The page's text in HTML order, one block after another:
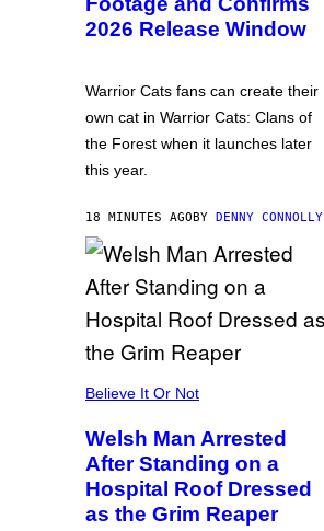
H
O
T
R
I
L
M
A
G
A
M
S
2026 Release Window
Warrior Cats fans can create their
own cat in Warrior Cats: Clans of
the Forest when it launches later
this year.
18 MINUTES AGOBY DENNY CONNOLLY
Believe It Or Not
Welsh Man Arrested
After Standing on a
Hospital Roof Dressed
as the Grim Reaper